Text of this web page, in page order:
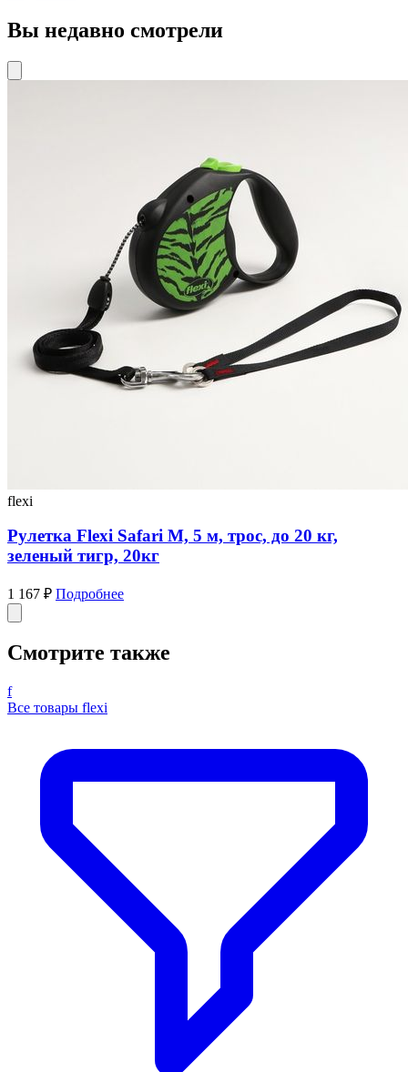
Вы недавно смотрели
flexi
Рулетка Flexi Safari M, 5 м, трос, до 20 кг,
зеленый тигр, 20кг
1 167 ₽ Подробнее
Смотрите также
f
Все товары flexi